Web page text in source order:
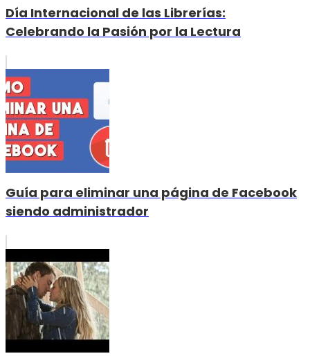
Día Internacional de las Librerías:
Celebrando la Pasión por la Lectura
Guía para eliminar una página de Facebook
siendo administrador